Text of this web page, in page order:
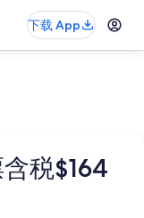
下载 App
税$164